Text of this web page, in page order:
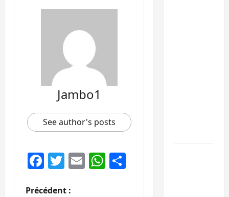
Jambo1
See author's posts
Facebook
Twitter
EmailWhatsApp
Précédent :